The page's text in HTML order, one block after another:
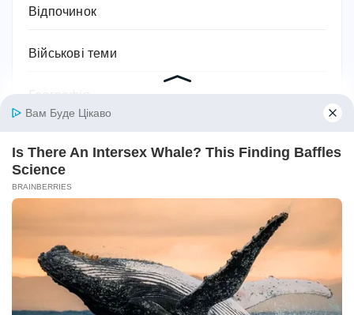
Відпочинок
Військові теми
Дім